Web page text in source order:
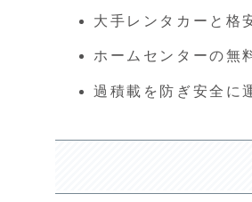
大手レンタカーと格
ホームセンターの無
過積載を防ぎ安全に